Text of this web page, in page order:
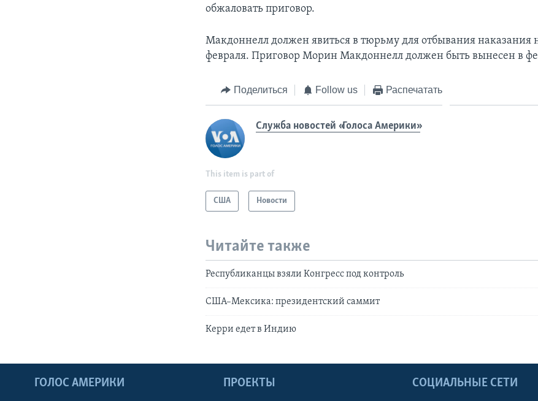
обжаловать приговор.
Макдоннелл должен явиться в тюрьму для отбывания наказания
февраля. Приговор Морин Макдоннелл должен быть вынесен в
Поделиться Follow us Распечатать
Служба новостей «Голоса Америки»
This item is part of
США Новости
Читайте также
Республиканцы взяли Конгресс под контроль
США–Мексика: президентский саммит
Керри едет в Индию
СОЦИАЛЬНЫЕ СЕТИ
ГОЛОС АМЕРИКИ ПРОЕКТЫ